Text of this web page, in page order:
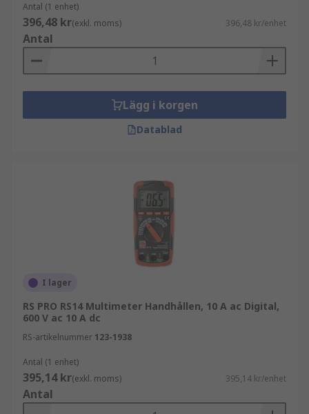
Antal (1 enhet)
396,48 kr(exkl. moms) 396,48 kr/enhet
Antal
Lägg i korgen
Datablad
I lager
RS PRO RS14 Multimeter Handhållen, 10 A ac Digital,
600 V ac 10 A dc
RS-artikelnummer 123-1938
Antal (1 enhet)
395,14 kr(exkl. moms) 395,14 kr/enhet
Antal